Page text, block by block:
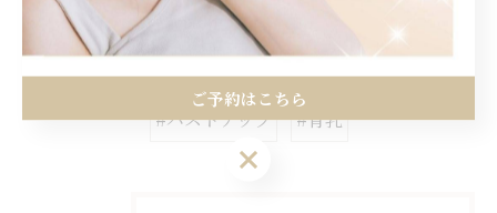
関連タグ
#バストアップ #育乳
ご予約はこちら
ご予約はこちら